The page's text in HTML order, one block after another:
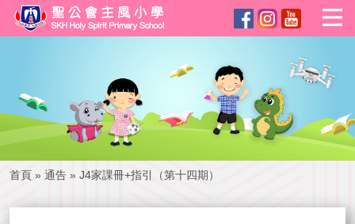
首頁 » 通告 » J4家課冊+指引（第十四期）